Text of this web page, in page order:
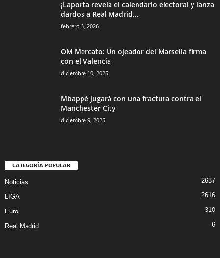
¡Laporta revela el calendario electoral y lanza
dardos a Real Madrid...
febrero 3, 2026
OM Mercato: Un ojeador del Marsella firma
con el Valencia
diciembre 10, 2025
Mbappé jugará con una fractura contra el
Manchester City
diciembre 9, 2025
CATEGORÍA POPULAR
Noticias 2637
LIGA 2616
Euro 310
Real Madrid 6